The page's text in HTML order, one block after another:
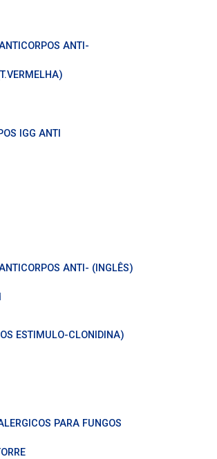
ANTI-
IGG ANTI
ANTI- (INGLÊS)
ESTIMULO-CLONIDINA)
PARA FUNGOS